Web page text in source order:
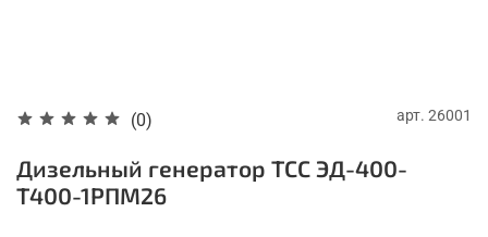
(0) арт. 26001
Дизельный генератор ТСС ЭД-400-
Т400-1РПМ26